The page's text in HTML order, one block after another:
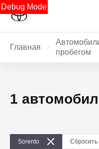
Debug Mode
Главная
пробегом
1
Sorento Сбросить